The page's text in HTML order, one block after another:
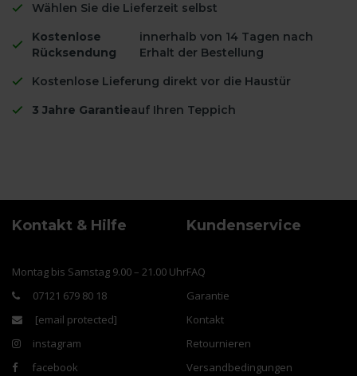
Wählen Sie die Lieferzeit selbst
Kostenlose
Rücksendung
innerhalb von 14 Tagen nach
Erhalt der Bestellung
Kostenlose Lieferung direkt vor die Haustür
3 Jahre Garantieauf Ihren Teppich
Kontakt & Hilfe
Montag bis Samstag 9.00 – 21.00 Uhr
07121 679 80 18
[email protected]
instagram
facebook
Kundenservice
FAQ
Garantie
Kontakt
Retournieren
Versandbedingungen